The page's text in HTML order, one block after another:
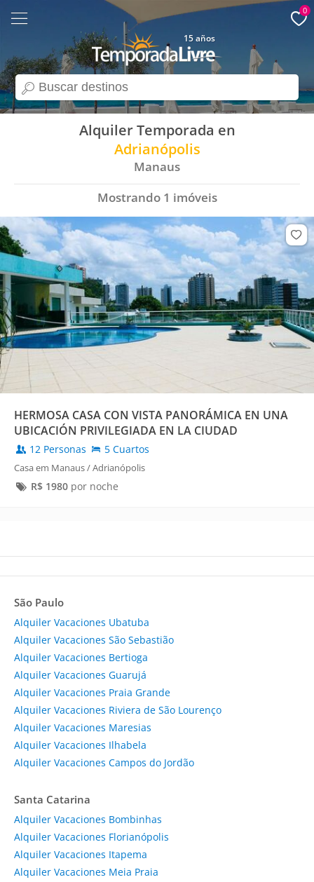
search
15 años
0
Alquiler Temporada en
Adrianópolis
Manaus
Mostrando 1 imóveis
HERMOSA CASA CON VISTA PANORÁMICA EN UNA
UBICACIÓN PRIVILEGIADA EN LA CIUDAD
12 Personas 5 Cuartos
Casa em Manaus / Adrianópolis
R$ 1980por noche
São Paulo
Alquiler Vacaciones Ubatuba
Alquiler Vacaciones São Sebastião
Alquiler Vacaciones Bertioga
Alquiler Vacaciones Guarujá
Alquiler Vacaciones Praia Grande
Alquiler Vacaciones Riviera de São Lourenço
Alquiler Vacaciones Maresias
Alquiler Vacaciones Ilhabela
Alquiler Vacaciones Campos do Jordão
Santa Catarina
Alquiler Vacaciones Bombinhas
Alquiler Vacaciones Florianópolis
Alquiler Vacaciones Itapema
Alquiler Vacaciones Meia Praia